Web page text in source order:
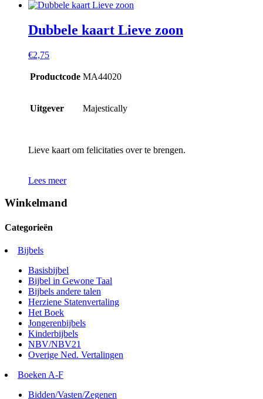
Dubbele kaart Lieve zoon
€2,75
Productcode MA44020
Uitgever Majestically
Lieve kaart om felicitaties over te brengen.
Lees meer
Winkelmand
Categorieën
Bijbels
Basisbijbel
Bijbel in Gewone Taal
Bijbels andere talen
Herziene Statenvertaling
Het Boek
Jongerenbijbels
Kinderbijbels
NBV/NBV21
Overige Ned. Vertalingen
Boeken A-F
Bidden/Vasten/Zegenen